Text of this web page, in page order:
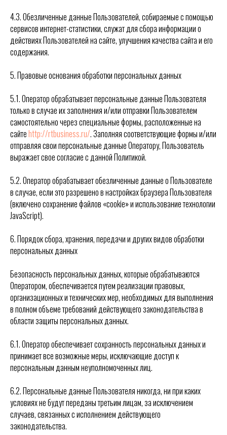
4.3. Обезличенные данные Пользователей, собираемые с помощью
сервисов интернет-статистики, служат для сбора информации о
действиях Пользователей на сайте, улучшения качества сайта и его
содержания.
5. Правовые основания обработки персональных данных
5.1. Оператор обрабатывает персональные данные Пользователя
только в случае их заполнения и/или отправки Пользователем
самостоятельно через специальные формы, расположенные на
сайтеhttp://rtbusiness.ru/. Заполняя соответствующие формы и/или
отправляя свои персональные данные Оператору, Пользователь
выражает свое согласие с данной Политикой.
5.2. Оператор обрабатывает обезличенные данные о Пользователе
в случае, если это разрешено в настройках браузера Пользователя
(включено сохранение файлов «cookie» и использование технологии
JavaScript).
6. Порядок сбора, хранения, передачи и других видов обработки
персональных данных
Безопасность персональных данных, которые обрабатываются
Оператором, обеспечивается путем реализации правовых,
организационных и технических мер, необходимых для выполнения
в полном объеме требований действующего законодательства в
области защиты персональных данных.
6.1. Оператор обеспечивает сохранность персональных данных и
принимает все возможные меры, исключающие доступ к
персональным данным неуполномоченных лиц.
6.2. Персональные данные Пользователя никогда, ни при каких
условиях не будут переданы третьим лицам, за исключением
случаев, связанных с исполнением действующего
законодательства.